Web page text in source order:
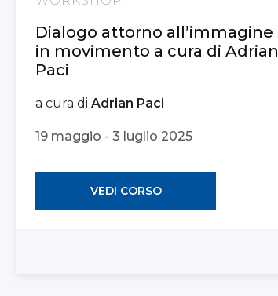
Dialogo attorno all’immagine
in movimento a cura di Adrian
Paci
a cura di Adrian Paci
19 maggio - 3 luglio 2025
VEDI CORSO